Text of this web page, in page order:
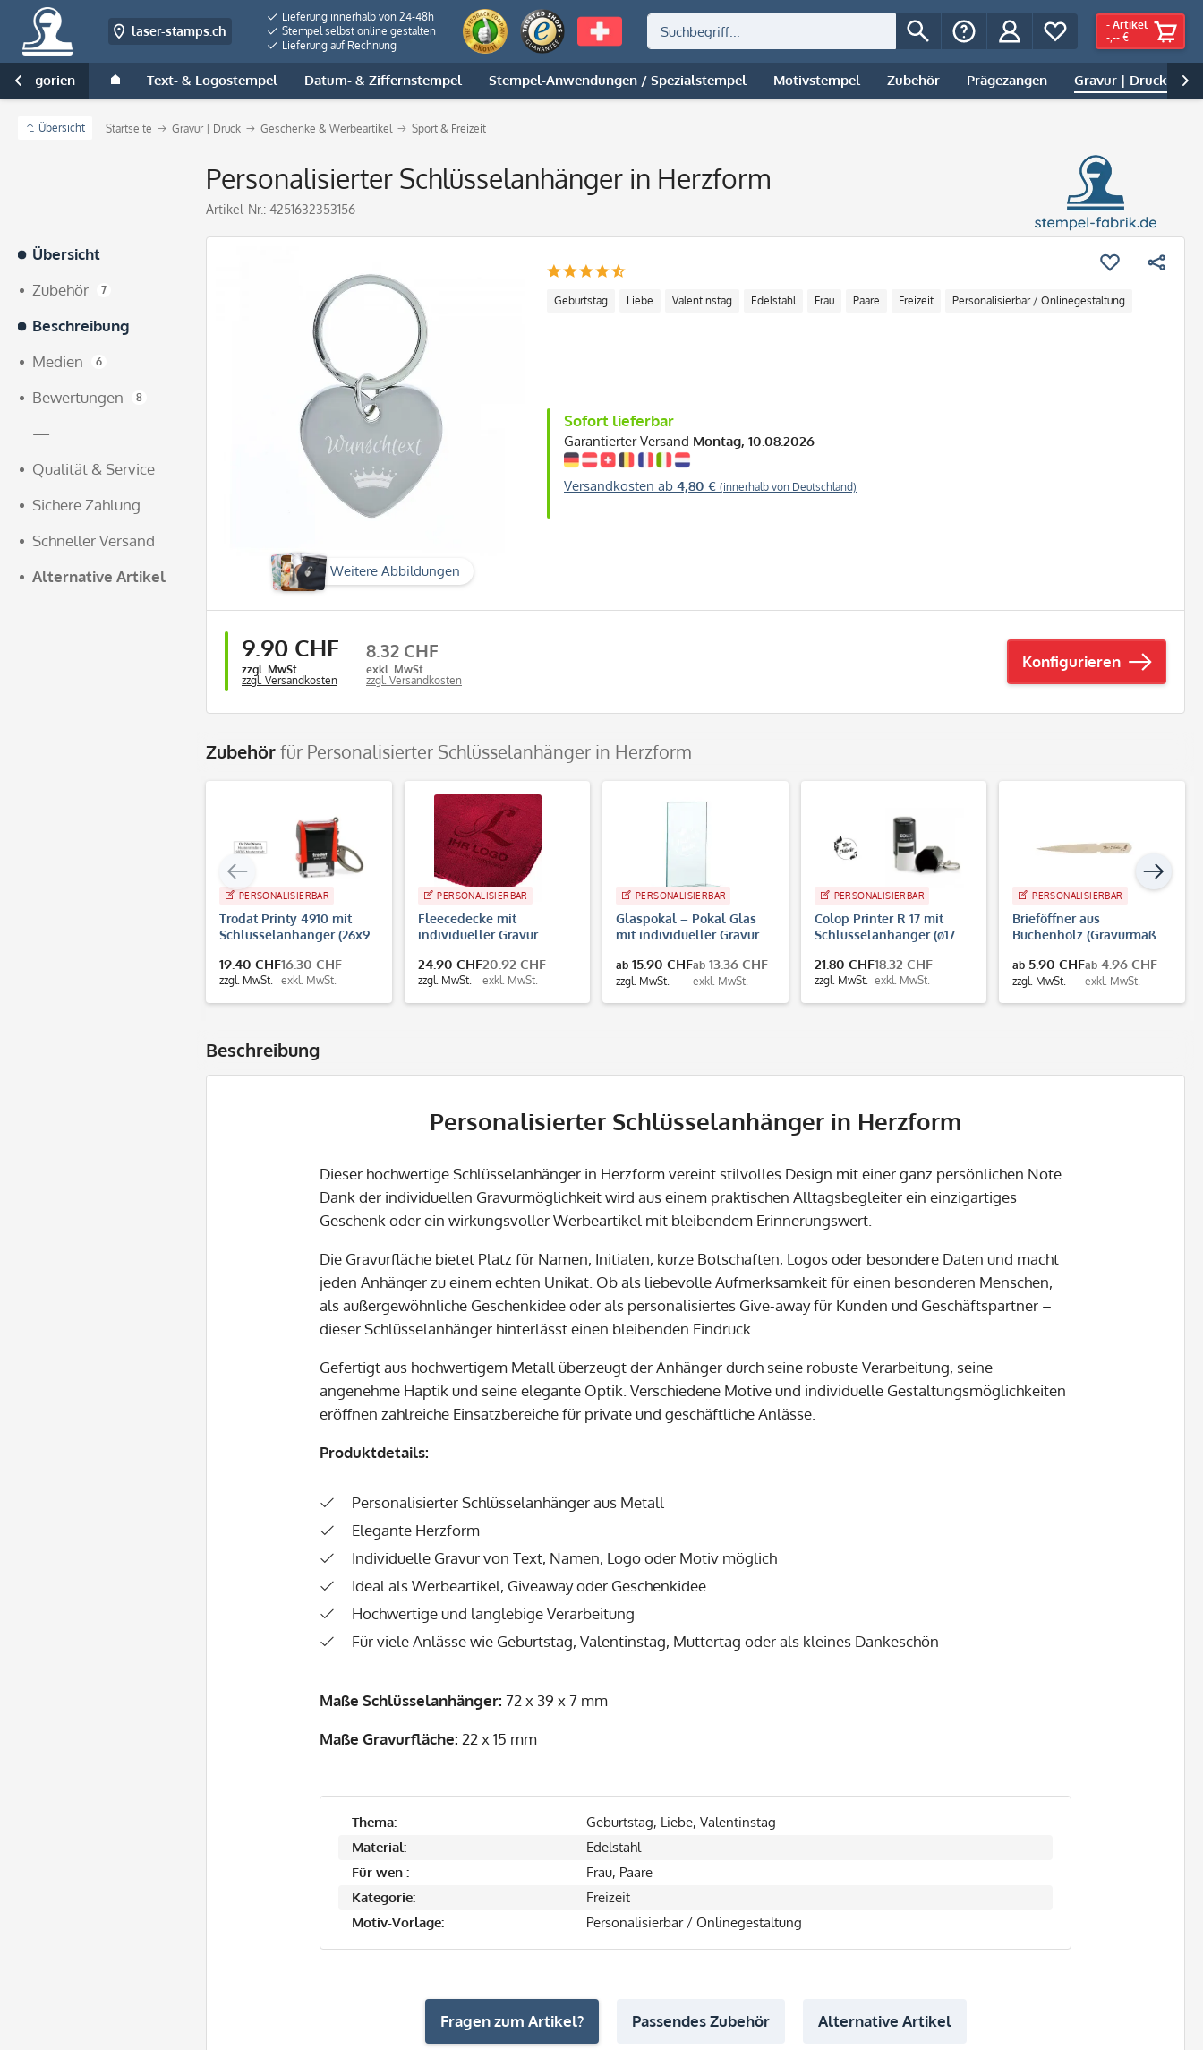
laser-stamps.ch
Lieferung innerhalb von 24-48h
Stempel selbst online gestalten
Lieferung auf Rechnung
- Artikel
-,-- €
Kategorien Text- & Logostempel Datum- & Ziffernstempel Stempel-Anwendungen / Spezialstempel Motivstempel Zubehör Prägezangen Gravur | Druck
 
Übersicht Startseite Gravur | Druck Geschenke & Werbeartikel Sport & Freizeit
Personalisierter Schlüsselanhänger in Herzform
Artikel-Nr.: 4251632353156
Übersicht
Zubehör
7
Beschreibung
Medien
6
Bewertungen 8
—
Qualität & Service
Sichere Zahlung
Schneller Versand
Alternative Artikel
Weitere Abbildungen
Geburtstag Liebe Valentinstag Edelstahl Frau Paare Freizeit Personalisierbar / Onlinegestaltung
Sofort lieferbar
Garantierter Versand Montag, 10.08.2026
Versandkosten ab 4,80 € (innerhalb von Deutschland)
9.90 CHF
zzgl. MwSt.
zzgl. Versandkosten
8.32 CHF
exkl. MwSt.
zzgl. Versandkosten
Konfigurieren
Zubehörfür Personalisierter Schlüsselanhänger in Herzform
PERSONALISIERBAR
Trodat Printy 4910 mit
Schlüsselanhänger (26x9
19.40 CHF
zzgl. MwSt.
16.30 CHF
exkl. MwSt.
PERSONALISIERBAR
Fleecedecke mit
individueller Gravur
24.90 CHF
zzgl. MwSt.
20.92 CHF
exkl. MwSt.
PERSONALISIERBAR
Glaspokal – Pokal Glas
mit individueller Gravur
ab 15.90 CHF
zzgl. MwSt.
ab 13.36 CHF
exkl. MwSt.
PERSONALISIERBAR
Colop Printer R 17 mit
Schlüsselanhänger (ø17
21.80 CHF
zzgl. MwSt.
18.32 CHF
exkl. MwSt.
PERSONALISIERBAR
Brieföffner aus
Buchenholz (Gravurmaß
ab 5.90 CHF
zzgl. MwSt.
ab 4.96 CHF
exkl. MwSt.
Beschreibung
Personalisierter Schlüsselanhänger in Herzform
Dieser hochwertige Schlüsselanhänger in Herzform vereint stilvolles Design mit einer ganz persönlichen Note.
Dank der individuellen Gravurmöglichkeit wird aus einem praktischen Alltagsbegleiter ein einzigartiges
Geschenk oder ein wirkungsvoller Werbeartikel mit bleibendem Erinnerungswert.
Die Gravurfläche bietet Platz für Namen, Initialen, kurze Botschaften, Logos oder besondere Daten und macht
jeden Anhänger zu einem echten Unikat. Ob als liebevolle Aufmerksamkeit für einen besonderen Menschen,
als außergewöhnliche Geschenkidee oder als personalisiertes Give-away für Kunden und Geschäftspartner –
dieser Schlüsselanhänger hinterlässt einen bleibenden Eindruck.
Gefertigt aus hochwertigem Metall überzeugt der Anhänger durch seine robuste Verarbeitung, seine
angenehme Haptik und seine elegante Optik. Verschiedene Motive und individuelle Gestaltungsmöglichkeiten
eröffnen zahlreiche Einsatzbereiche für private und geschäftliche Anlässe.
Produktdetails:
Personalisierter Schlüsselanhänger aus Metall
Elegante Herzform
Individuelle Gravur von Text, Namen, Logo oder Motiv möglich
Ideal als Werbeartikel, Giveaway oder Geschenkidee
Hochwertige und langlebige Verarbeitung
Für viele Anlässe wie Geburtstag, Valentinstag, Muttertag oder als kleines Dankeschön
Maße Schlüsselanhänger: 72 x 39 x 7 mm
Maße Gravurfläche: 22 x 15 mm
Thema:
Geburtstag, Liebe, Valentinstag
Material:
Edelstahl
Für wen :
Frau, Paare
Kategorie:
Freizeit
Motiv-Vorlage:
Personalisierbar / Onlinegestaltung
Fragen zum Artikel? Passendes Zubehör Alternative Artikel